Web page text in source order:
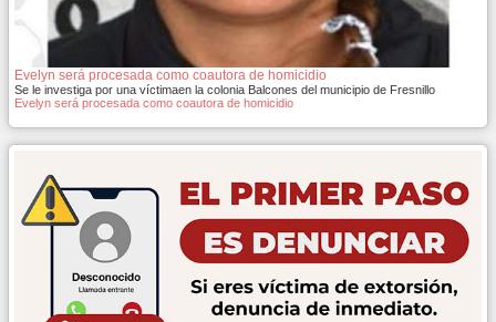
Evelyn será procesada como coautora de homicidio
Se le investiga por una víctimaen la colonia Balcones del municipio de Fresnillo
Evelyn será procesada como coautora de homicidio